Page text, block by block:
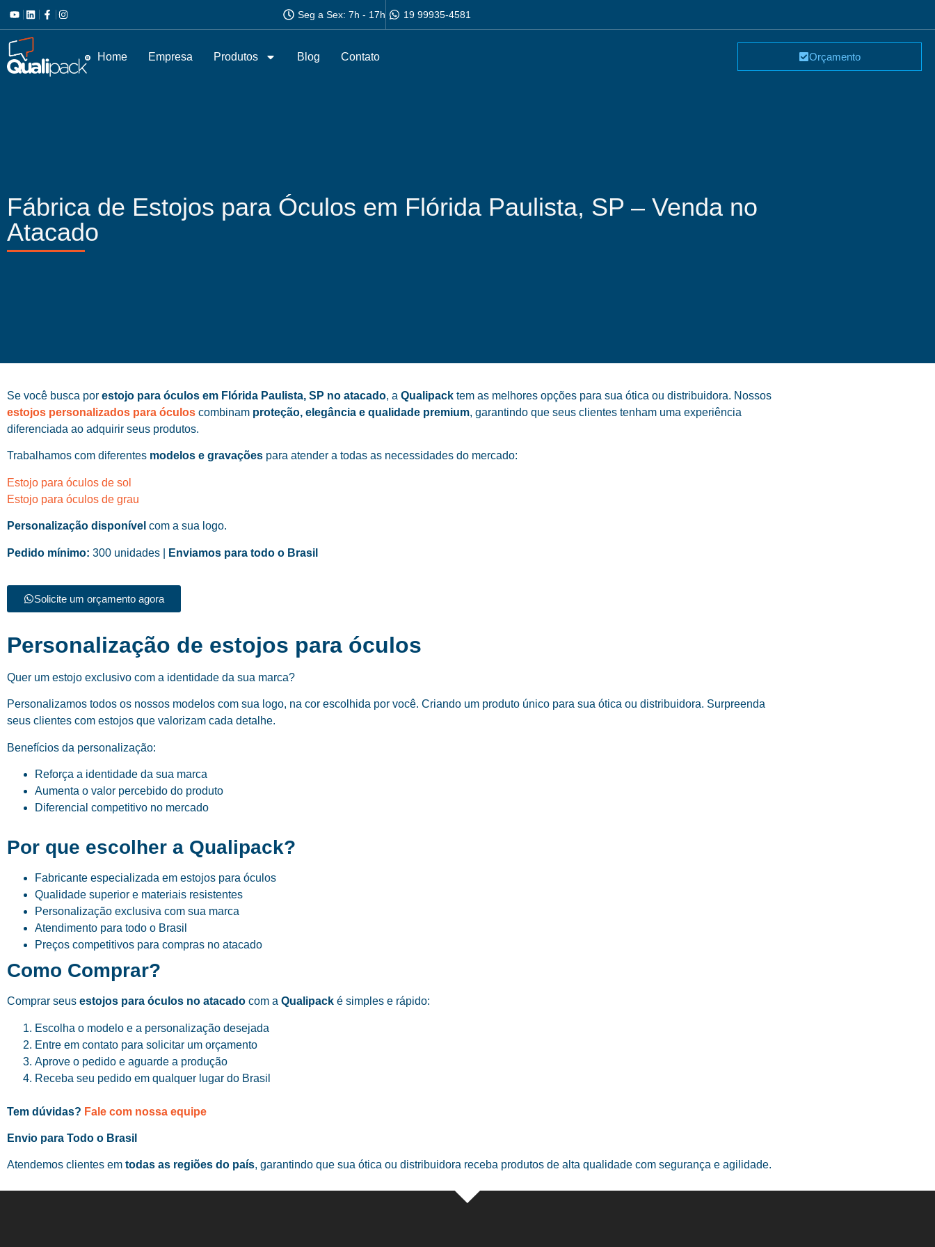
Seg a Sex: 7h - 17h 19 99935-4581
Home Empresa Produtos Blog Contato Orçamento
Fábrica de Estojos para Óculos em Flórida Paulista, SP – Venda no
Atacado
Se você busca por estojo para óculos em Flórida Paulista, SP no atacado, a Qualipack tem as melhores opções para sua ótica ou distribuidora. Nossos
estojos personalizados para óculos combinam proteção, elegância e qualidade premium, garantindo que seus clientes tenham uma experiência
diferenciada ao adquirir seus produtos.
Trabalhamos com diferentes modelos e gravações para atender a todas as necessidades do mercado:
Estojo para óculos de sol
Estojo para óculos de grau
Personalização disponível com a sua logo.
Pedido mínimo: 300 unidades | Enviamos para todo o Brasil
Solicite um orçamento agora
Personalização de estojos para óculos
Quer um estojo exclusivo com a identidade da sua marca?
Personalizamos todos os nossos modelos com sua logo, na cor escolhida por você. Criando um produto único para sua ótica ou distribuidora. Surpreenda
seus clientes com estojos que valorizam cada detalhe.
Benefícios da personalização:
Reforça a identidade da sua marca
Aumenta o valor percebido do produto
Diferencial competitivo no mercado
Por que escolher a Qualipack?
Fabricante especializada em estojos para óculos
Qualidade superior e materiais resistentes
Personalização exclusiva com sua marca
Atendimento para todo o Brasil
Preços competitivos para compras no atacado
Como Comprar?
Comprar seus estojos para óculos no atacado com a Qualipack é simples e rápido:
Escolha o modelo e a personalização desejada
Entre em contato para solicitar um orçamento
Aprove o pedido e aguarde a produção
Receba seu pedido em qualquer lugar do Brasil
Tem dúvidas? Fale com nossa equipe
Envio para Todo o Brasil
Atendemos clientes em todas as regiões do país, garantindo que sua ótica ou distribuidora receba produtos de alta qualidade com segurança e agilidade.